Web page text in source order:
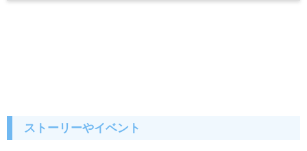
ストーリーやイベント